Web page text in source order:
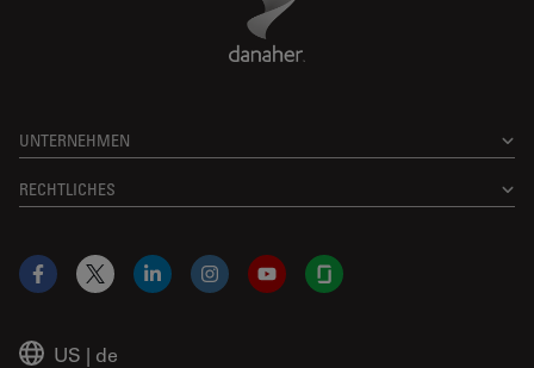
UNTERNEHMEN
RECHTLICHES
US | de
Facebook
X LinkedInInstagramYouTubeGlassdoor